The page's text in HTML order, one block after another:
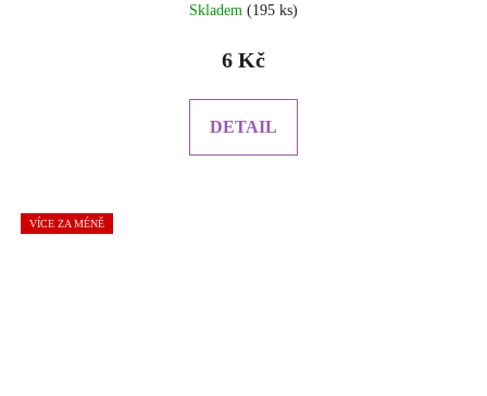
Skladem (195 ks)
6 Kč
DETAIL
VÍCE ZA MÉNĚ